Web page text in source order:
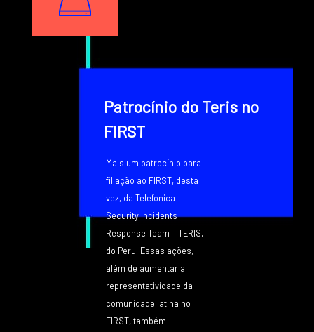
Patrocínio do Teris no
FIRST
Mais um patrocínio para
filiação ao FIRST, desta
vez, da Telefonica
Security Incidents
Response Team – TERIS,
do Peru. Essas ações,
além de aumentar a
representatividade da
comunidade latina no
FIRST, também